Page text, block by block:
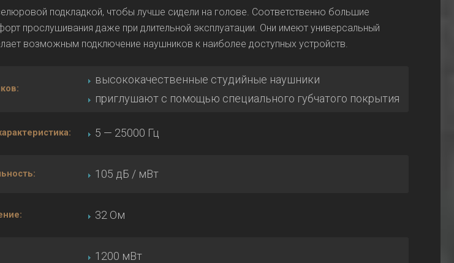
подкладкой, чтобы лучше сидели на голове. Соответственно большие
прослушивания даже при длительной эксплуатации. Они имеют универсальный
возможным подключение наушников к наиболее доступных устройств.
высококачественные студийные наушники
приглушают с помощью специального губчатого покрытия
5 — 25000 Гц
105 дБ / мВт
32 Ом
1200 мВт